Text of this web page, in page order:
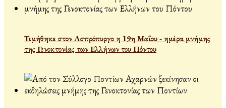
Τιμήθηκε στον Ασπρόπυργο η 19η Μαΐου - ημέρα μνήμης
της Γενοκτονίας των Ελλήνων του Πόντου